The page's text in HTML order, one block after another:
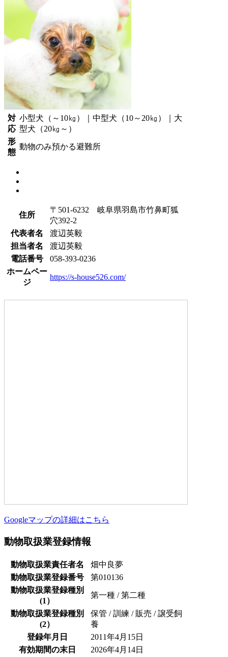
対
応
小型犬（～10㎏）｜中型犬（10～20㎏）｜大
型犬（20㎏～）
形
態
動物のみ預かる避難所
住所
〒501-6232 岐阜県羽島市竹鼻町狐
穴392-2
代表者名
渡辺英毅
担当者名
渡辺英毅
電話番号
058-393-0236
ホームペー
ジ
https://s-house526.com/
Googleマップの詳細はこちら
動物取扱業登録情報
動物取扱業責任者名
畑中良夢
動物取扱業登録番号
第010136
動物取扱業登録種別
(1）
第一種 / 第二種
動物取扱業登録種別
(2）
保管 / 訓練 / 販売 / 譲受飼
養
登録年月日
2011年4月15日
有効期間の末日
2026年4月14日